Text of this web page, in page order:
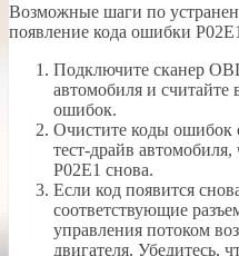
Возможные шаги по
появление кода ошибки
Подключите сканер
автомобиля и
ошибок.
Очистите коды ошибок
тест-драйв
P02E1 снова.
Если код появится
соответствующие
управления потоком
двигателя. Убедитесь,